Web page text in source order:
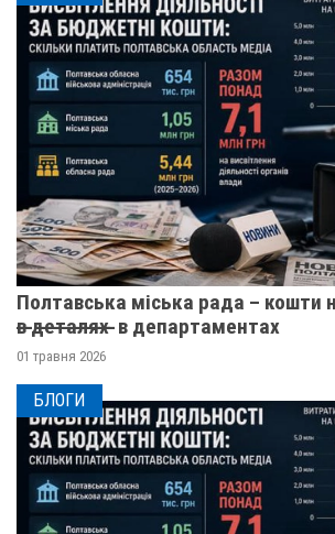
Полтавська міська рада – кошти
в̶ ̶д̶е̶т̶а̶л̶я̶х̶ ̶ в департаментах
01 травня 2026
БЛОГИ